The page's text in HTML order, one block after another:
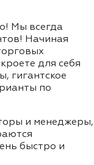
Мы всегда
Начиная
для себя
гигантское
по
и менеджеры,
быстро и